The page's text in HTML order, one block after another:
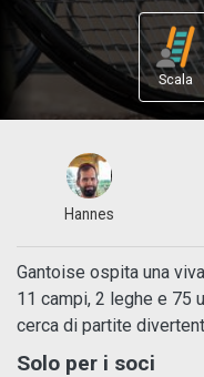
Scala
Hannes
Gantoise ospita una
11 campi, 2 leghe e 75
cerca di partite
Solo per i soci